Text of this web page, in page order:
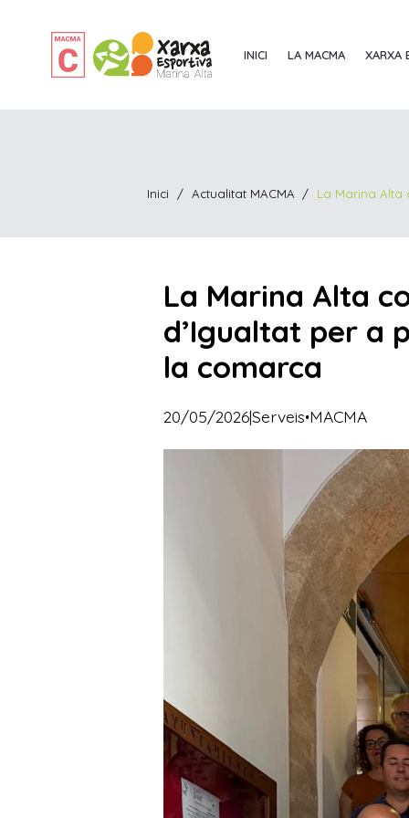
INICI LA MACMA XARXA
Inici / Actualitat MACMA / La Marina Alta
La Marina Alta
d’Igualtat per a
la comarca
20/05/2026|Serveis·MACMA